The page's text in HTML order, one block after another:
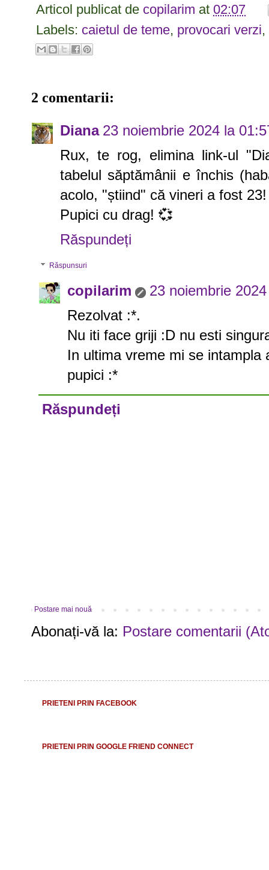
Articol publicat de copilarim at 02:07
Labels: caietul de teme, provocari verzi,
2 comentarii:
Diana 23 noiembrie 2024 la
Rux, te rog, elimina link-ul
tabelul săptămânii e închis
acolo, "știind" că vineri a fost
Pupici cu drag! 💞
Răspundeți
Răspunsuri
copilarim
23 noiembrie
Rezolvat :*.
Nu iti face griji :D nu esti
In ultima vreme mi se
pupici :*
Răspundeți
Postare mai nouă
Abonați-vă la: Postare comentarii
PRIETENI PRIN FACEBOOK
PRIETENI PRIN GOOGLE FRIEND CONNECT